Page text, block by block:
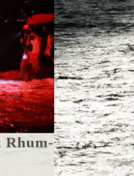
Rhum-